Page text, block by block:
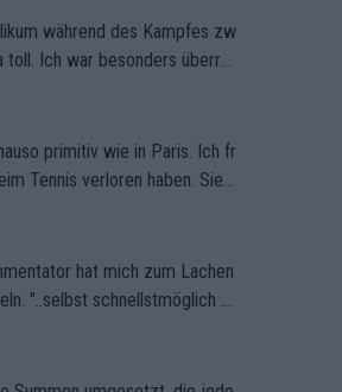
während des Kampfes zw
toll. Ich war besonders überras
primitiv wie in Paris. Ich fr
Tennis verloren haben. Sie s
hat mich zum Lachen
"..selbst schnellstmöglich na